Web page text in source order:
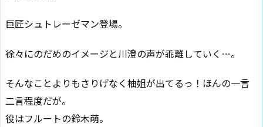
巨匠シュトレーゼマン登場。
徐々にのだめのイメージと川澄の声が乖離していく…。
そんなことよりもさりげなく柚姐が出てるっ！ほんの一言
二言程度だが。
役はフルートの鈴木萌。